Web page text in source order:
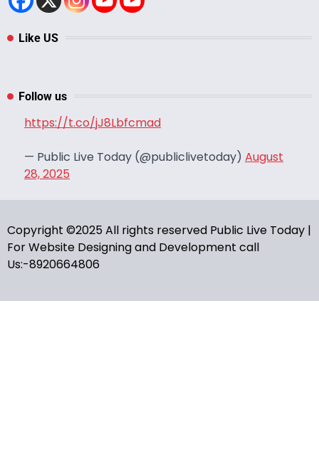
Like US
Follow us
https://t.co/jJ8Lbfcmad
— Public Live Today (@publiclivetoday) August
28, 2025
Copyright ©2025 All rights reserved Public Live Today |
For Website Designing and Development call
Us:-8920664806